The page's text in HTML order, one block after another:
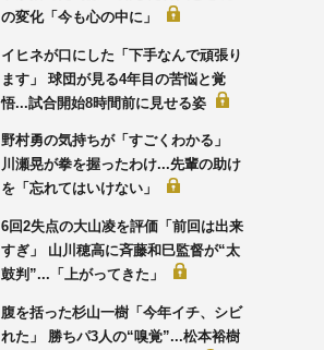
の変化「今も心の中に」
イヒネが口にした「下手なんで頑張り
ます」 球団が見る4年目の苦悩と覚
悟...試合開始8時間前に見せる姿
野村勇の気持ちが「すごくわかる」
川瀬晃が拳を握ったわけ...先輩の助け
を「忘れてはいけない」
6回2失点の大山凌を評価「前回は出来
すぎ」 山川穂高に斉藤和巳監督が“太
鼓判”...「上がってきた」
腹を括った杉山一樹「今年イチ、シビ
れた」 勝ちパ3人の“嗅覚”...松本裕樹